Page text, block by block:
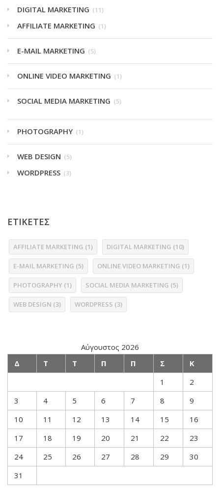
DIGITAL MARKETING (11)
AFFILIATE MARKETING (1)
E-MAIL MARKETING (5)
ONLINE VIDEO MARKETING (1)
SOCIAL MEDIA MARKETING (5)
PHOTOGRAPHY (1)
WEB DESIGN (5)
WORDPRESS (3)
ΕΤΙΚΕΤΕΣ
AFFILIATE MARKETING (1) DIGITAL MARKETING (10)
E-MAIL MARKETING (5) ONLINE VIDEO MARKETING (1)
PHOTOGRAPHY (1) SOCIAL MEDIA MARKETING (5)
WEB DESIGN (3) WORDPRESS (3)
Αύγουστος 2026
Δ
Τ Τ Π Π Σ
Κ
1
2
3
4 5 6 7 8
9
10
11 12 13 14 15
16
17
18 19 20 21 22
23
24
25 26 27 28 29
30
31